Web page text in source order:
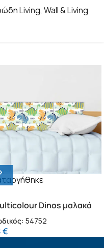
Living, Wall & Living
Dinos μαλακά
πλακάκια
(54752)
54752
€